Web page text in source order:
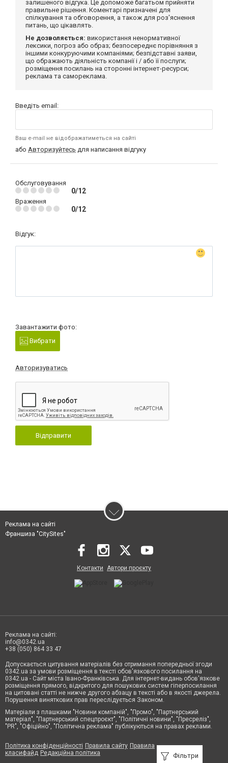
залишеного відгука. Це допоможе багатьом прийняти
правильне рішення. Коментарі призначені для
спілкування та обговорення, а також для роз'яснення
питань, що цікавлять.
Не дозволяється: використання ненормативної
лексики, погроз або образ; безпосереднє порівняння з
іншими конкуруючими компаніями; безпідставні заяви,
що ображають діяльність компанії і / або її послуги;
розміщення посилань на сторонні інтернет-ресурси;
реклама та самореклама.
Введіть email:
Ваш e-mail не відображатиметься на сайті
або Авторизуйтесь для написання відгуку
Обслуговування
0/12
Враження
0/12
Відгук:
Завантажити фото:
Вибрати
Авторизуватись
Відправити
Фільтри
Реклама на сайті
Франшиза "CitySites"
Контакти Автори проєкту
Реклама на сайті:
info@0342.ua
+38 (050) 864 33 47
Допускається цитування матеріалів без отримання попередньої згоди
0342.ua за умови розміщення в тексті обов'язкового посилання на
0342.ua - Сайт міста Івано-Франківська. Для інтернет-видань обов'язкове
розміщення прямого, відкритого для пошукових систем гіперпосилання
на цитовані статті не нижче другого абзацу в тексті або в якості джерела.
Порушення виняткових прав переслідується Законом.
Матеріали з плашками "Новини компаній", "Промо", "Партнерський
матеріал", "Партнерський спецпроєкт", "Політичні новини", "Пресреліз",
"PR", "Офіційно", "Політична реклама" публікуються на правах реклами.
Політика конфіденційності Правила сайту Правила
класифайд Редакційна політика